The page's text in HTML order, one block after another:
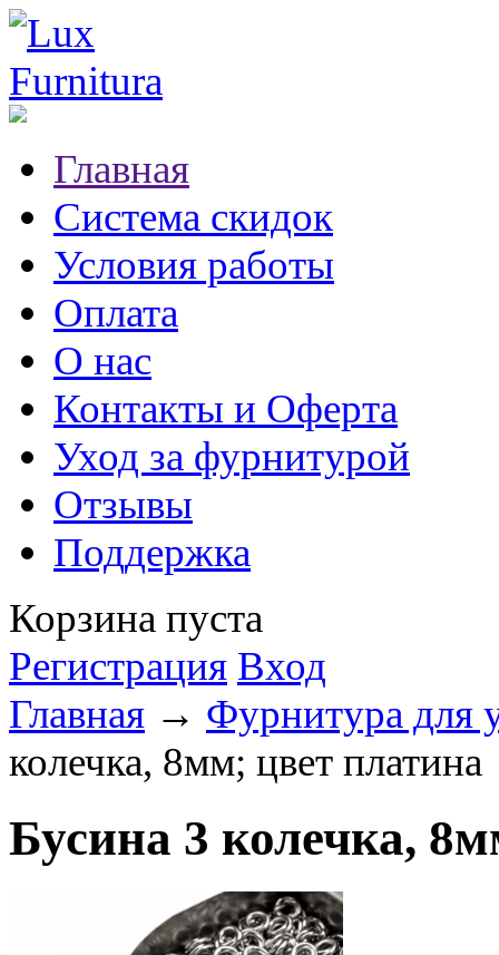
Главная
Система скидок
Условия работы
Оплата
О нас
Контакты и Оферта
Уход за фурнитурой
Отзывы
Поддержка
Корзина пуста
Регистрация Вход
Главная → Фурнитура для
колечка, 8мм; цвет платина
Бусина 3 колечка,